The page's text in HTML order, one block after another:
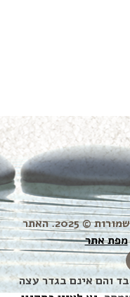
אופיר פוגל נטורופת – כל הזכויות שמורות © 2025. האתר
מפת אתר
והם אינם בגדר עצה